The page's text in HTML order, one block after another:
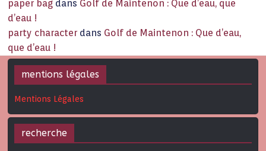
paper bag dans Golf de Maintenon : Que d’eau, que
d’eau !
party character dans Golf de Maintenon : Que d’eau,
que d’eau !
mentions légales
Mentions Légales
recherche